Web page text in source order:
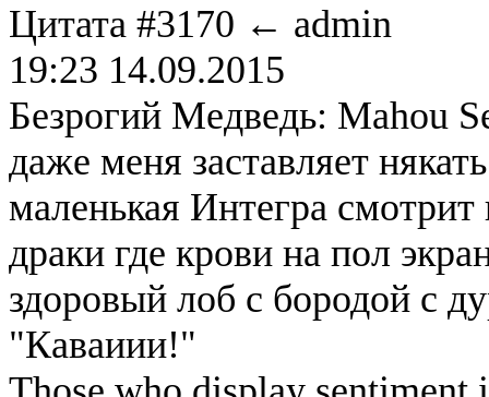
Цитата #3170 ← admin
19:23 14.09.2015
Безрогий Медведь: Mahou
даже меня заставляет
маленькая Интегра
драки где крови на пол
здоровый лоб с бородой с
"Каваиии!"